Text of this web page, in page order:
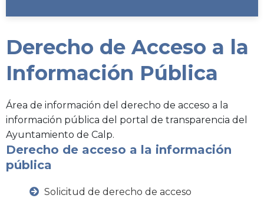
Derecho de Acceso a la
Información Pública
Área de información del derecho de acceso a la
información pública del portal de transparencia del
Ayuntamiento de Calp.
Derecho de acceso a la información
pública
Solicitud de derecho de acceso